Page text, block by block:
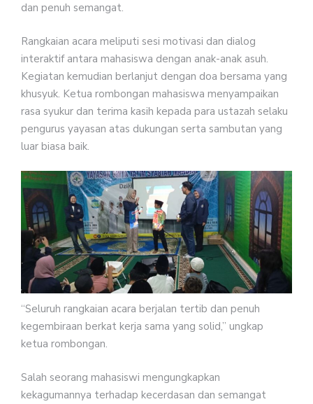
dan penuh semangat.
Rangkaian acara meliputi sesi motivasi dan dialog
interaktif antara mahasiswa dengan anak-anak asuh.
Kegiatan kemudian berlanjut dengan doa bersama yang
khusyuk. Ketua rombongan mahasiswa menyampaikan
rasa syukur dan terima kasih kepada para ustazah selaku
pengurus yayasan atas dukungan serta sambutan yang
luar biasa baik.
“Seluruh rangkaian acara berjalan tertib dan penuh
kegembiraan berkat kerja sama yang solid,” ungkap
ketua rombongan.
Salah seorang mahasiswi mengungkapkan
kekagumannya terhadap kecerdasan dan semangat